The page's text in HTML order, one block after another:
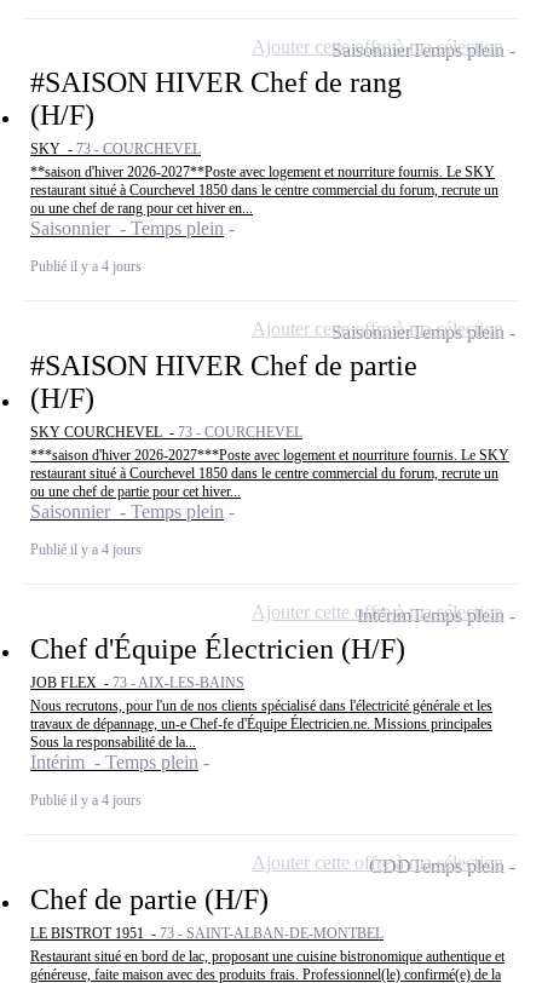
#SAISON HIVER Chef de rang
(H/F)
SKY - 73 - COURCHEVEL
**saison d'hiver 2026-2027**Poste avec logement et nourriture fournis. Le SKY
restaurant situé à Courchevel 1850 dans le centre commercial du forum, recrute un
ou une chef de rang pour cet hiver en...
Saisonnier - Temps plein
Publié il y a 4 jours
SaisonnierTemps plein
Ajouter cette offre à ma sélection
#SAISON HIVER Chef de partie
(H/F)
SKY COURCHEVEL - 73 - COURCHEVEL
***saison d'hiver 2026-2027***Poste avec logement et nourriture fournis. Le SKY
restaurant situé à Courchevel 1850 dans le centre commercial du forum, recrute un
ou une chef de partie pour cet hiver...
Saisonnier - Temps plein
Publié il y a 4 jours
SaisonnierTemps plein
Ajouter cette offre à ma sélection
Chef d'Équipe Électricien (H/F)
JOB FLEX - 73 - AIX-LES-BAINS
Nous recrutons, pour l'un de nos clients spécialisé dans l'électricité générale et les
travaux de dépannage, un-e Chef-fe d'Équipe Électricien.ne. Missions principales
Sous la responsabilité de la...
Intérim - Temps plein
Publié il y a 4 jours
IntérimTemps plein
Ajouter cette offre à ma sélection
Chef de partie (H/F)
LE BISTROT 1951 - 73 - SAINT-ALBAN-DE-MONTBEL
Restaurant situé en bord de lac, proposant une cuisine bistronomique authentique et
généreuse, faite maison avec des produits frais. Professionnel(le) confirmé(e) de la
CDDTemps plein
Ajouter cette offre à ma sélection